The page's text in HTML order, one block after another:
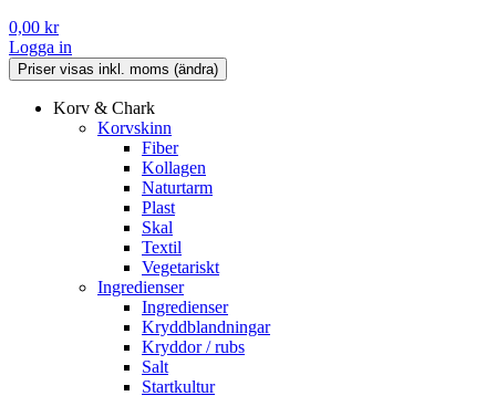
0,00 kr
Logga in
Korv & Chark
Korvskinn
Fiber
Kollagen
Naturtarm
Plast
Skal
Textil
Vegetariskt
Ingredienser
Ingredienser
Kryddblandningar
Kryddor / rubs
Salt
Startkultur